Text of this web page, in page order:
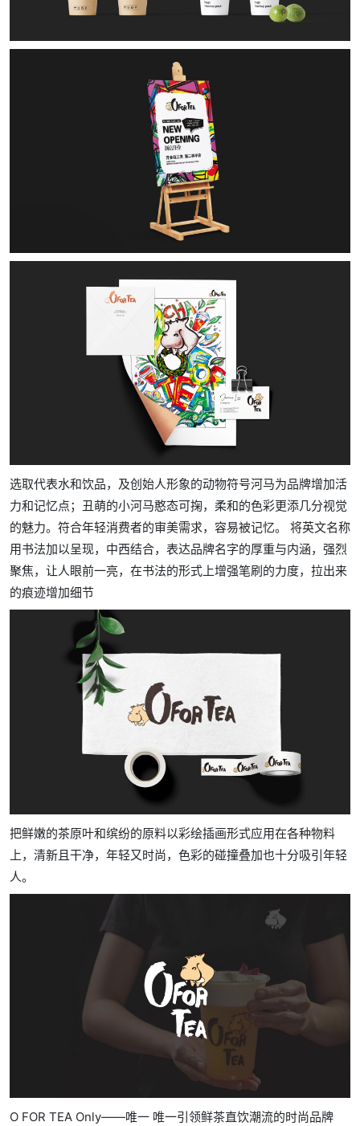
选取代表水和饮品，及创始人形象的动物符号河马为品牌增加活
力和记忆点；丑萌的小河马憨态可掬，柔和的色彩更添几分视觉
的魅力。符合年轻消费者的审美需求，容易被记忆。 将英文名称
用书法加以呈现，中西结合，表达品牌名字的厚重与内涵，强烈
聚焦，让人眼前一亮，在书法的形式上增强笔刷的力度，拉出来
的痕迹增加细节
把鲜嫩的茶原叶和缤纷的原料以彩绘插画形式应用在各种物料
上，清新且干净，年轻又时尚，色彩的碰撞叠加也十分吸引年轻
人。
O FOR TEA Only——唯一 唯一引领鲜茶直饮潮流的时尚品牌